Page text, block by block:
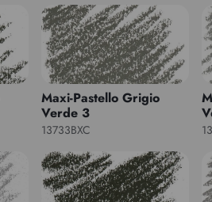
Maxi-Pastello Grigio
Verde 3
13733BXC